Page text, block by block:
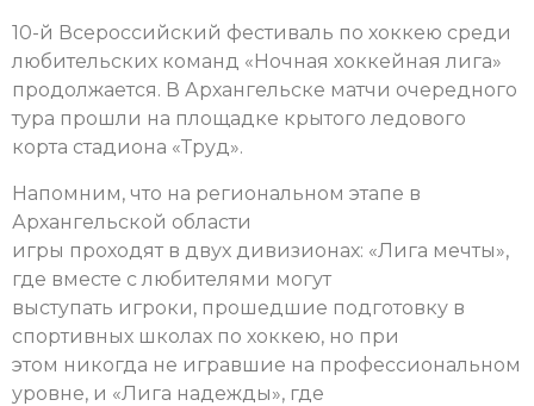
10-й Всероссийский фестиваль по хоккею среди
любительских команд «Ночная хоккейная лига»
продолжается. В Архангельске матчи очередного
тура прошли на площадке крытого ледового
корта стадиона «Труд».
Напомним, что на региональном этапе в
Архангельской области
игры проходят в двух дивизионах: «Лига мечты»,
где вместе с любителями могут
выступать игроки, прошедшие подготовку в
спортивных школах по хоккею, но при
этом никогда не игравшие на профессиональном
уровне, и «Лига надежды», где